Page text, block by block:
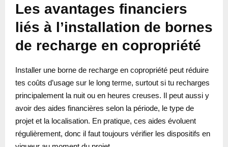
Les avantages financiers
liés à l’installation de bornes
de recharge en copropriété
Installer une borne de recharge en copropriété peut réduire
tes coûts d’usage sur le long terme, surtout si tu recharges
principalement la nuit ou en heures creuses. Il peut aussi y
avoir des aides financières selon la période, le type de
projet et la localisation. En pratique, ces aides évoluent
régulièrement, donc il faut toujours vérifier les dispositifs en